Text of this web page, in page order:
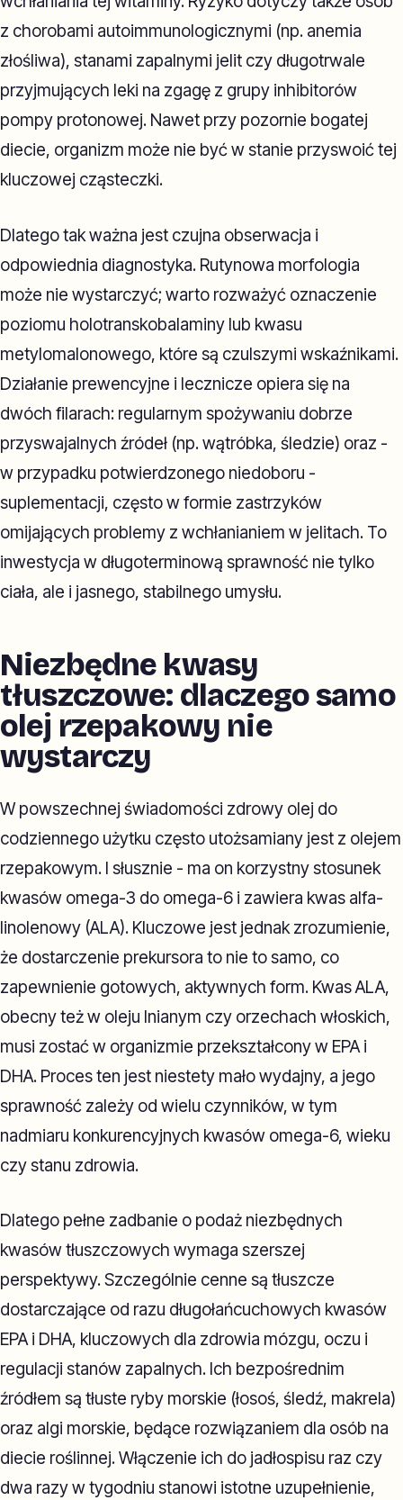
z chorobami autoimmunologicznymi (np. anemia
złośliwa), stanami zapalnymi jelit czy długotrwale
przyjmujących leki na zgagę z grupy inhibitorów
pompy protonowej. Nawet przy pozornie bogatej
diecie, organizm może nie być w stanie przyswoić tej
kluczowej cząsteczki.
Dlatego tak ważna jest czujna obserwacja i
odpowiednia diagnostyka. Rutynowa morfologia
może nie wystarczyć; warto rozważyć oznaczenie
poziomu holotranskobalaminy lub kwasu
metylomalonowego, które są czulszymi wskaźnikami.
Działanie prewencyjne i lecznicze opiera się na
dwóch filarach: regularnym spożywaniu dobrze
przyswajalnych źródeł (np. wątróbka, śledzie) oraz -
w przypadku potwierdzonego niedoboru -
suplementacji, często w formie zastrzyków
omijających problemy z wchłanianiem w jelitach. To
inwestycja w długoterminową sprawność nie tylko
ciała, ale i jasnego, stabilnego umysłu.
Niezbędne kwasy
tłuszczowe: dlaczego samo
olej rzepakowy nie
wystarczy
W powszechnej świadomości zdrowy olej do
codziennego użytku często utożsamiany jest z olejem
rzepakowym. I słusznie - ma on korzystny stosunek
kwasów omega-3 do omega-6 i zawiera kwas alfa-
linolenowy (ALA). Kluczowe jest jednak zrozumienie,
że dostarczenie prekursora to nie to samo, co
zapewnienie gotowych, aktywnych form. Kwas ALA,
obecny też w oleju lnianym czy orzechach włoskich,
musi zostać w organizmie przekształcony w EPA i
DHA. Proces ten jest niestety mało wydajny, a jego
sprawność zależy od wielu czynników, w tym
nadmiaru konkurencyjnych kwasów omega-6, wieku
czy stanu zdrowia.
Dlatego pełne zadbanie o podaż niezbędnych
kwasów tłuszczowych wymaga szerszej
perspektywy. Szczególnie cenne są tłuszcze
dostarczające od razu długołańcuchowych kwasów
EPA i DHA, kluczowych dla zdrowia mózgu, oczu i
regulacji stanów zapalnych. Ich bezpośrednim
źródłem są tłuste ryby morskie (łosoś, śledź, makrela)
oraz algi morskie, będące rozwiązaniem dla osób na
diecie roślinnej. Włączenie ich do jadłospisu raz czy
dwa razy w tygodniu stanowi istotne uzupełnienie,